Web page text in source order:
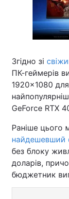
Згідно зі
ПК-геймерів
1920×1080
GeForce RTX
Раніше цього
найдешевший
без блоку
доларів,
бюджетник